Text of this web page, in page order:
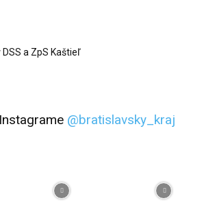
a ZpS Kaštieľ
@bratislavsky_kraj